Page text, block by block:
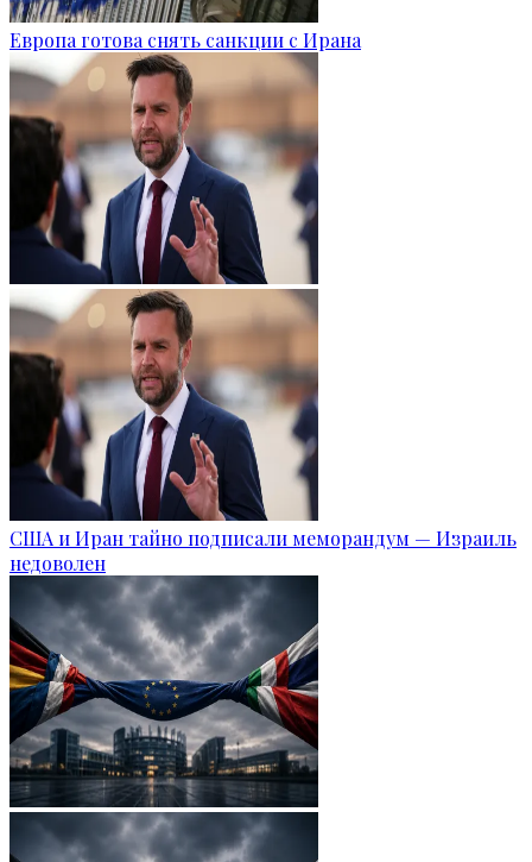
Европа готова снять санкции с Ирана
США и Иран тайно подписали меморандум — Израиль
недоволен